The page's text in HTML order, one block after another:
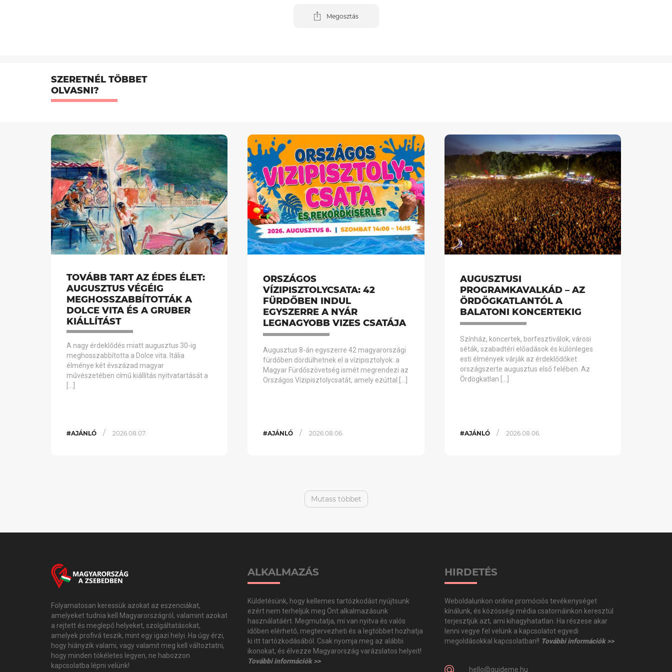
Megosztás
SZERETNÉL TÖBBET
OLVASNI?
TOVÁBB TART AZ ÉDES ÉLET:
AUGUSZTUS VÉGÉIG
MEGHOSSZABBÍTOTTÁK A
DOLCE VITA ÉS A GRUBER
KIÁLLÍTÁST
A nagy érdeklődés miatt augusztus 30-ig
meghosszabbította a Dolce vita. Itália
élménye két évszázad magyar
művészetében című kiállítás nyitvatartását a
#AJÁNLÓ / 2026.08.07.
ORSZÁGOS
VÍZIPISZTOLYCSATA: 42
FÜRDŐBEN INDUL
EGYSZERRE A NYÁR
LEGNAGYOBB VIZES CSATÁJA
Augusztus 8-án egyszerre 42 magyarországi
fürdőben dördülhetnek el a vízipisztolyok: a
Magyar Fürdőszövetség ismét megrendezi az
Országos Vízipisztolycsatát, amely ezúttal […]
#AJÁNLÓ / 2026.08.06.
AUGUSZTUSI
PROGRAMKAVALKÁD – AZ
ÖRDÖGKATLANTÓL A
BALATONI KONCERTEKIG
Színház, koncertek, borfesztiválok, városi
séták, szabadtéri előadások és különleges
esti élmények várják az érdeklődőket
országszerte augusztus első felében. Az
Ördögkatlan […]
#AJÁNLÓ / 2026.08.06.
Mutass többet
Folyamatosan keressük azokat az eszenciákat,
amelyeket tudnia kell Magyarországról, valamint azokat
a rejtett és meglepő helyeket, szolgáltatásokat,
amelyek profivá teszik, mint egy igazi helyi. Ha úgy érzi,
hogy hiányzik valami, vagy valamit meg kell változtatni,
hogy minden tökéletes legyen, ne habozzon
kapcsolatba lépni velünk!
ALKALMAZÁS
Küldetésünk, hogy kellemes tartózkodást nyújtsunk
ezért nem terheljük meg Önt alkalmazásunk
használatáért. Megmutatja, mi van nyitva és valós
időben elérhető, megtervezheti és a legtöbbet hozhatja
ki itt tartózkodásából. Csak nyomja meg az alábbi
ikonokat, és élvezze Magyarország varázslatos helyeit!
További információk >>
HIRDETÉS
Weboldalunkon online promóciós tevékenységet
kínálunk, és közösségi média csatornáinkon keresztül
terjesztjük azt, ami kihagyhatatlan. Ha részese akar
lenni vegye fel velünk a kapcsolatot egyedi
megoldásokkal kapcsolatban!! További információk >>
hello@guideme.hu